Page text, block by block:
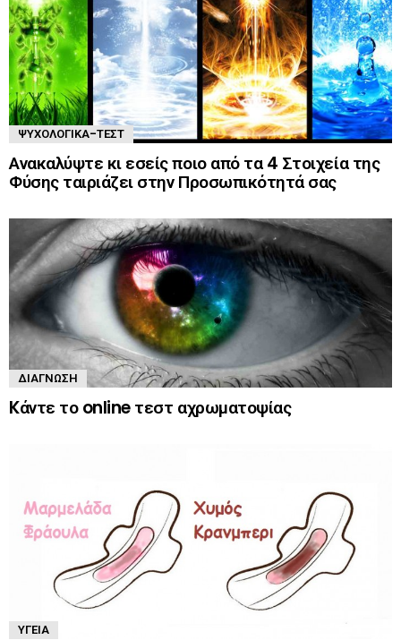
ΨΥΧΟΛΟΓΙΚΆ-ΤΈΣΤ
Ανακαλύψτε κι εσείς ποιο από τα 4 Στοιχεία της
Φύσης ταιριάζει στην Προσωπικότητά σας
ΔΙΆΓΝΩΣΗ
Kάντε το online τεστ αχρωματοψίας
ΥΓΕΊΑ